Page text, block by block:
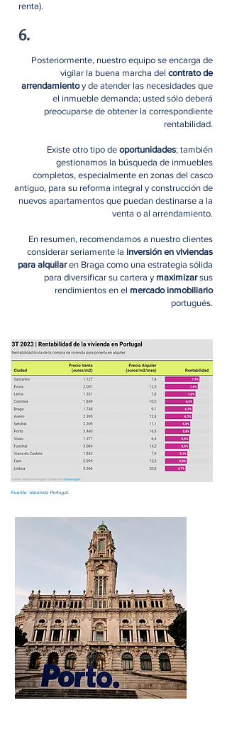
renta).
6.
Posteriormente, nuestro equipo se encarga de
vigilar la buena marcha del contrato de
arrendamientoy de atender las necesidades que
el inmueble demanda; usted sólo deberá
preocuparse de obtener la correspondiente
rentabilidad.
Existe otro tipo de oportunidades; también
gestionamos la búsqueda de inmuebles
completos, especialmente en zonas del casco
antiguo, para su reforma integral y construcción de
nuevos apartamentos que puedan destinarse a la
venta o al arrendamiento.
En resumen, recomendamos a nuestro clientes
considerar seriamente la inversión en viviendas
para alquilaren Braga como una estrategia sólida
para diversificar su cartera y maximizarsus
rendimientos en el mercado inmobiliario
portugués.
Fuente: Idealista Portugal.